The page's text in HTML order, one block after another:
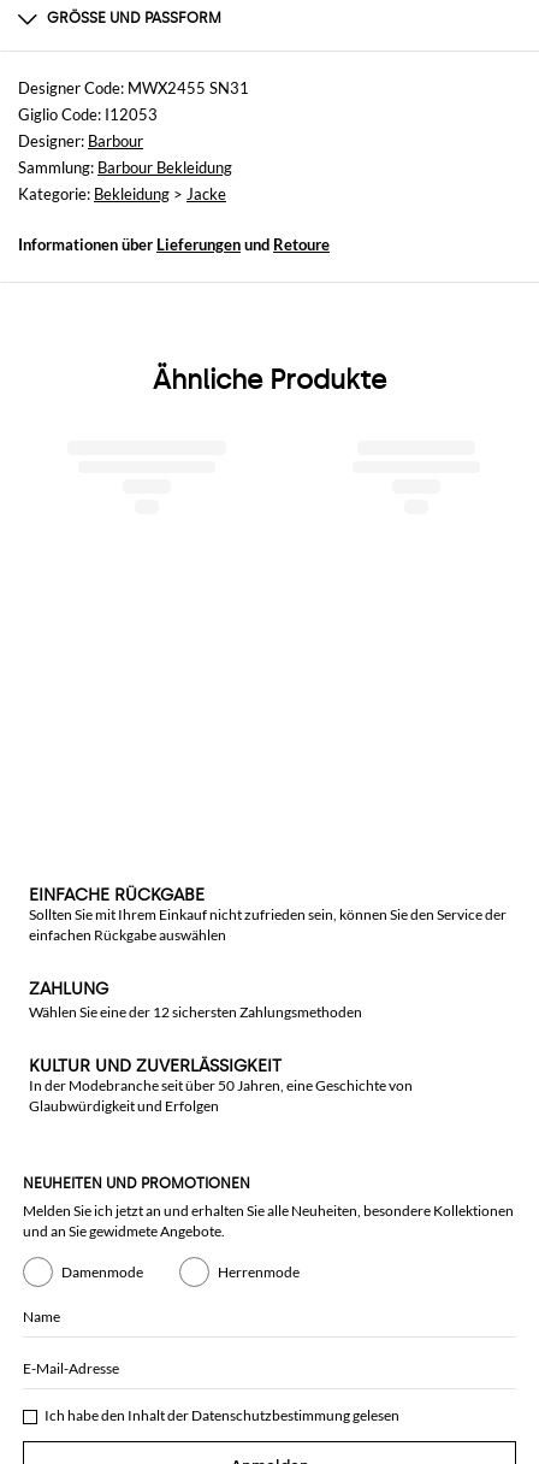
100% WAXED COTTON
GRÖSSE UND PASSFORM
Größen
nicht verfügbar
Größe und Passform
Normale Passform
Designer Code: MWX2455 SN31
Giglio Code: I12053
Designer: Barbour
Sammlung: Barbour Bekleidung
Kategorie: Bekleidung > Jacke
Informationen über Lieferungenund Retoure
Ähnliche Produkte
EINFACHE RÜCKGABE
Sollten Sie mit Ihrem Einkauf nicht zufrieden sein, können Sie den Service der
einfachen Rückgabe auswählen
ZAHLUNG
Wählen Sie eine der 12 sichersten Zahlungsmethoden
KULTUR UND ZUVERLÄSSIGKEIT
In der Modebranche seit über 50 Jahren, eine Geschichte von
Glaubwürdigkeit und Erfolgen
NEUHEITEN UND PROMOTIONEN
Melden Sie ich jetzt an und erhalten Sie alle Neuheiten, besondere Kollektionen
und an Sie gewidmete Angebote.
Damenmode Herrenmode
Name
E-Mail-Adresse
Ich habe den Inhalt der Datenschutzbestimmunggelesen